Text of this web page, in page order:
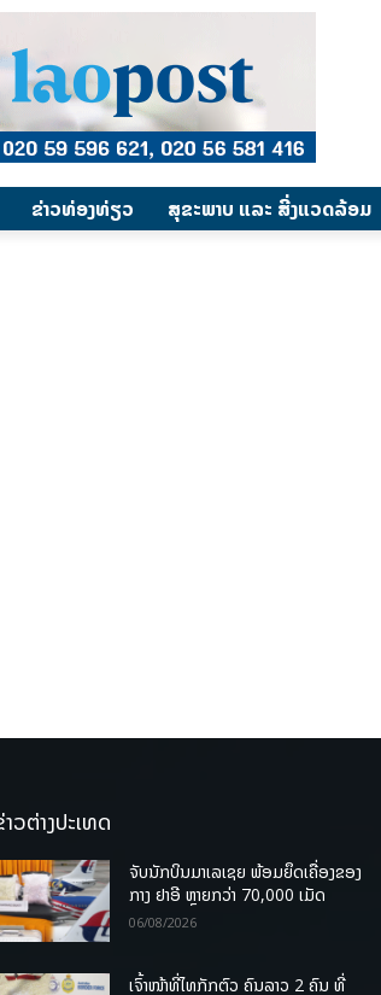
​ຂ່າວທ່ອງທ່ຽວ ສຸຂະພາບ ແລະ ສີ່ງແວດລ້ອມ
ວຕ່າງປະເທດ
ຈັບນັກບິນມາເລເຊຍ ພ້ອມຍຶດເຄື່ອງຂອງ
ກາງ ຢາອີ ຫຼາຍກວ່າ 70,000 ເມັດ
06/08/2026
ເຈົ້າໜ້າທີ່ໄທກັກຕົວ ຄົນລາວ 2 ຄົນ ທີ່